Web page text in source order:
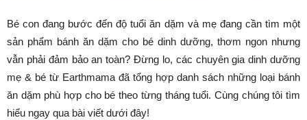
Bé con đang bước đến độ tuổi ăn dặm và mẹ đang cần tìm một
sản phẩm bánh ăn dặm cho bé dinh dưỡng, thơm ngon nhưng
vẫn phải đảm bảo an toàn? Đừng lo, các chuyên gia dinh dưỡng
mẹ & bé từ Earthmama đã tổng hợp danh sách những loại bánh
ăn dặm phù hợp cho bé theo từng tháng tuổi. Cùng chúng tôi tìm
hiểu ngay qua bài viết dưới đây!